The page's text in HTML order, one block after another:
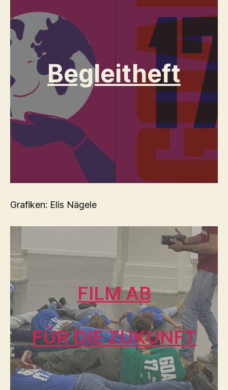
Begleitheft
Grafiken: Elis Nägele
FILM AB
FÜR DIE ZUKUNFT